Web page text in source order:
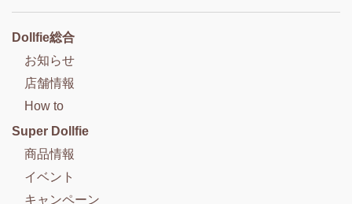
Dollfie総合
お知らせ
店舗情報
How to
Super Dollfie
商品情報
イベント
キャンペーン